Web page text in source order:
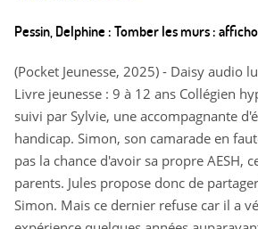
Pessin, Delphine : Tomber les murs :
(Pocket Jeunesse, 2025) - Daisy audio
Livre jeunesse : 9 à 12 ans Collégien
suivi par Sylvie, une accompagnante
handicap. Simon, son camarade en
pas la chance d'avoir sa propre AESH,
parents. Jules propose donc de
Simon. Mais ce dernier refuse car il a